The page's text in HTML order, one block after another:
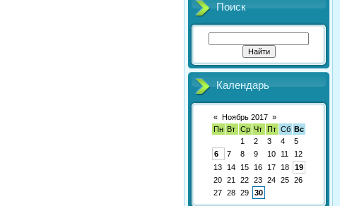
Поиск
Календарь
« Ноябрь 2017 »
Пн Вт Ср Чт Пт Сб Вс
1
2 3 4
5
6
7 8 9 10 11
12
13
14 15 16 17 18
19
20 21 22 23 24 25 26
27 28 29 30